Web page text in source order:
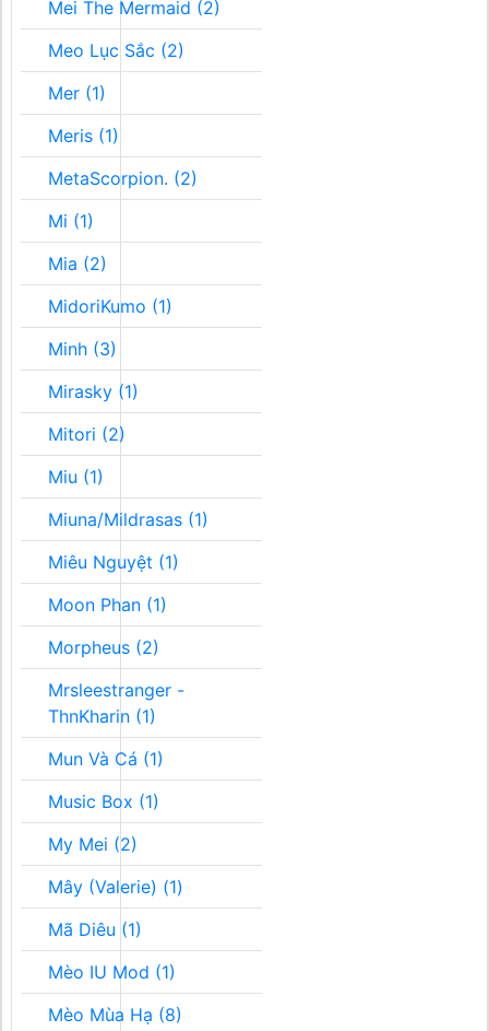
Mei The Mermaid (2)
Meo Lục Sắc (2)
Mer (1)
Meris (1)
MetaScorpion. (2)
Mi (1)
Mia (2)
MidoriKumo (1)
Minh (3)
Mirasky (1)
Mitori (2)
Miu (1)
Miuna/Mildrasas (1)
Miêu Nguyệt (1)
Moon Phan (1)
Morpheus (2)
Mrsleestranger -
ThnKharin (1)
Mun Và Cá (1)
Music Box (1)
My Mei (2)
Mây (Valerie) (1)
Mã Diêu (1)
Mèo IU Mod (1)
Mèo Mùa Hạ (8)